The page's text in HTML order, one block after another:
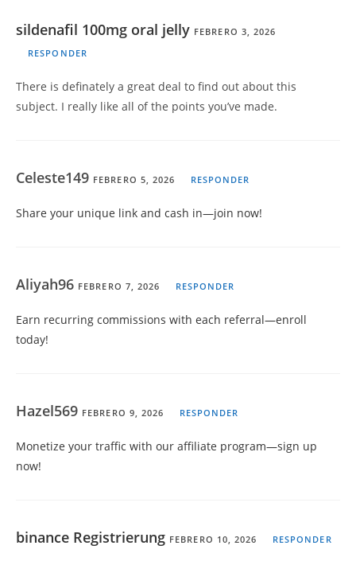
sildenafil 100mg oral jelly FEBRERO 3, 2026
RESPONDER
There is definately a great deal to find out about this
subject. I really like all of the points you’ve made.
Celeste149 FEBRERO 5, 2026 RESPONDER
Share your unique link and cash in—join now!
Aliyah96 FEBRERO 7, 2026 RESPONDER
Earn recurring commissions with each referral—enroll
today!
Hazel569 FEBRERO 9, 2026 RESPONDER
Monetize your traffic with our affiliate program—sign up
now!
binance Registrierung FEBRERO 10, 2026 RESPONDER